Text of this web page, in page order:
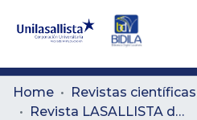
Communities
& Collections
Home
Revistas científicas
Revista LASALLISTA de Investigación